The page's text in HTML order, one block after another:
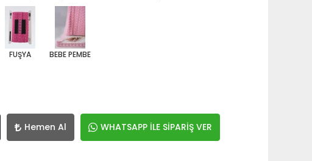
FUŞYA BEBE PEMBE
Hemen Al WHATSAPP İLE SİPARİŞ VER